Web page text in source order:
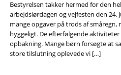
Bestyrelsen takker hermed for den
arbejdslørdagen og vejfesten den 24.
mange opgaver på trods af
hyggeligt. De efterfølgende aktiviteter
opbakning. Mange børn forsøgte at
store tilslutning oplevede vi […]